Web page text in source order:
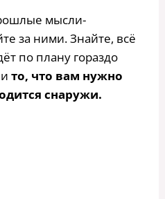
мысли-
за ними. Знайте, всё
по плану гораздо
то, что вам нужно
снаружи.